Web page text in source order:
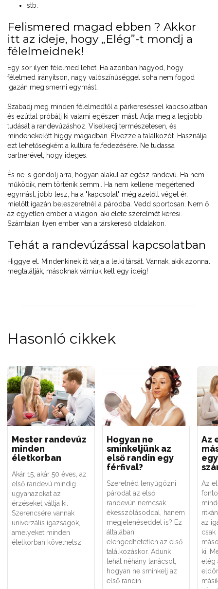
stb.
Felismered magad ebben ? Akkor
itt az ideje, hogy „Elég”-t mondj a
félelmeidnek!
Egy sor ilyen félelmed lehet. Ha azonban hagyod, hogy
félelmed irányítson, nagy valószínűséggel soha nem fogod
igazán megismerni egymást.
Szabadj meg minden félelmedtől a párkereséssel kapcsolatban,
és ezúttal próbálj ki valami egészen mást. Adja meg a legjobb
tudását a randevúzáshoz. Viselkedj természetesen, és
mindenekelőtt higgy magadban. Élvezze a találkozót. Használja
ezt lehetőségként a kultúra felfedezésére. Ne tudassa
partnerével, hogy ideges.
És ne is gondolj arra, hogyan alakul az egész randevú. Ha nem
működik, nem történik semmi. Ha nem kellene megértened
egymást, jobb lesz, ha a "kapcsolat" még azelőtt véget ér,
mielőtt igazán beleszeretnél a párodba. Vedd sportosan. Nem ő
az egyetlen ember a világon, aki élete szerelmét keresi.
Számtalan ilyen ember van a társkereső oldalakon.
Tehát a randevúzással kapcsolatban
Higgye el. Mindenkinek itt várja a lelki társát. Vannak, akik azonnal
megtalálják, másoknak várniuk kell egy ideig!
Hasonló cikkek
Mester randevúz
minden
életkorban
Akár 15, akár 50 éves, az
első randevú mindig
ugyanazokat az
érzéseket váltja ki.
Szerencsére vannak
univerzális igazságok,
amelyeket minden
életkorban követhetsz!
Hogyan ne
sminkeljünk az
első randin egy
férfival?
Szeretnéd lenyűgözni
párodat az első
randevún nemcsak
ékesszólásoddal, hanem
megjelenéseddel is? Ez
általában
elengedhetetlen az első
találkozáskor. Adunk
tehát néhány tanácsot,
hogyan ne sminkelj az
első randin.
Az
Az
az
ki.
elég